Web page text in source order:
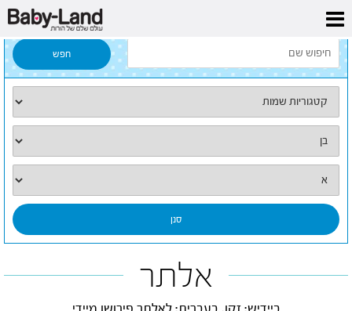
דף הבית
אלתר